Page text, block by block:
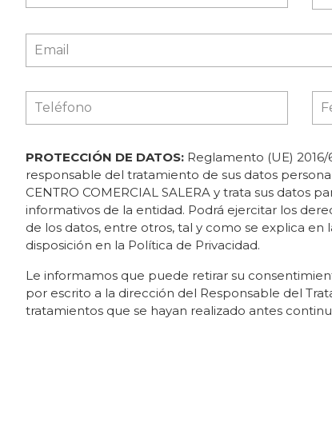
PROTECCIÓN DE DATOS:Reglamento (UE) 2016/
responsable del tratamiento de sus datos
CENTRO COMERCIAL SALERA y trata sus datos
informativos de la entidad. Podrá ejercitar los
de los datos, entre otros, tal y como se explica en
disposición en la Política de Privacidad.
Le informamos que puede retirar su
por escrito a la dirección del Responsable del
tratamientos que se hayan realizado antes